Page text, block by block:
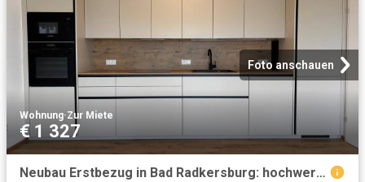
Foto anschauen
Wohnung·Zur Miete
€ 1 327
Neubau Erstbezug in Bad Radkersburg: hochwertige 3 Zimmer Neubauwohnung mit Küche, Balkon, Carport und Klimaanlage